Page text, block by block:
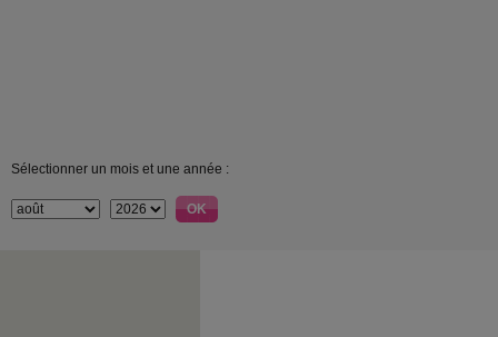
Sélectionner un mois et une année :